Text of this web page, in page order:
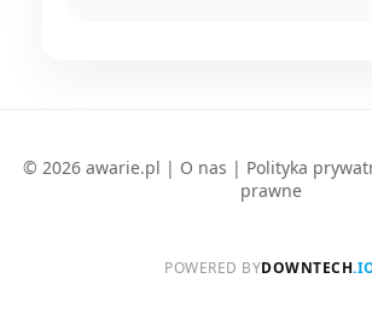
© 2026 awarie.pl | O nas | Polityka
prawne
POWERED BYDOWNTECH